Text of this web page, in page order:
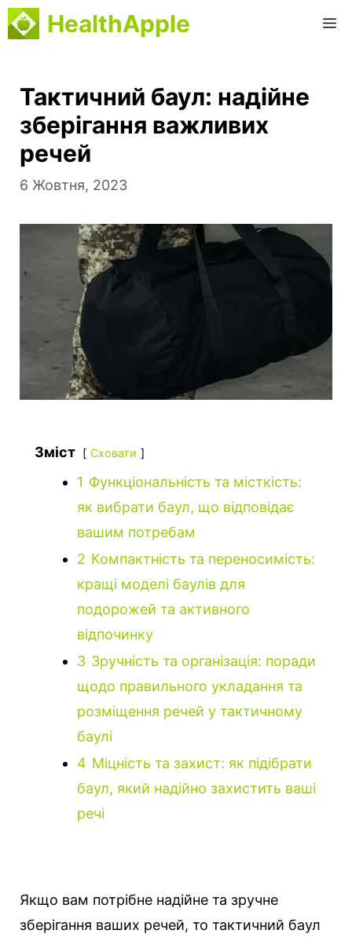
Перейти
до
HealthApple
Тактичний баул: надійне
зберігання важливих
речей
6 Жовтня, 2023
Зміст Сховати
1 Функціональність та місткість:
як вибрати баул, що відповідає
вашим потребам
2 Компактність та переносимість:
кращі моделі баулів для
подорожей та активного
відпочинку
3 Зручність та організація: поради
щодо правильного укладання та
розміщення речей у тактичному
баулі
4 Міцність та захист: як підібрати
баул, який надійно захистить ваші
речі
Якщо вам потрібне надійне та зручне
зберігання ваших речей, то тактичний баул